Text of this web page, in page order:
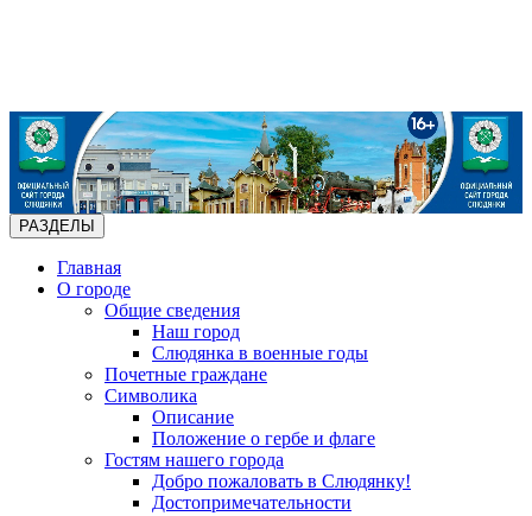
РАЗДЕЛЫ
Главная
О городе
Общие сведения
Наш город
Слюдянка в военные годы
Почетные граждане
Символика
Описание
Положение о гербе и флаге
Гостям нашего города
Добро пожаловать в Слюдянку!
Достопримечательности